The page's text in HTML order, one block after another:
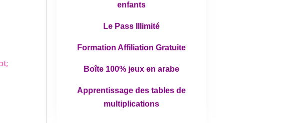
enfants
Le Pass Illimité
Formation Affiliation Gratuite
Boîte 100% jeux en arabe
Apprentissage des tables de
multiplications